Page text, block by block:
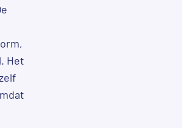
Het